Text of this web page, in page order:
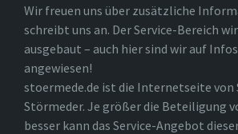
Wir freuen uns über zusätzliche
schreibt uns an. Der Service-Bereich
ausgebaut – auch hier sind wir auf
angewiesen!
stoermede.de ist die Internetseite
Störmeder. Je größer die Beteiligung
besser kann das Service-Angebot